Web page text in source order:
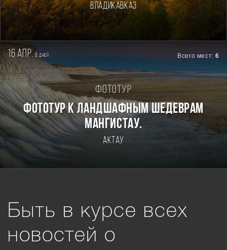
Владикавказ
16 апр. 8 дней Всего мест:6
Фототур
Фототур к ландшафным шедеврам
Мангистау.
Актау
Быть в курсе всех
новостей о